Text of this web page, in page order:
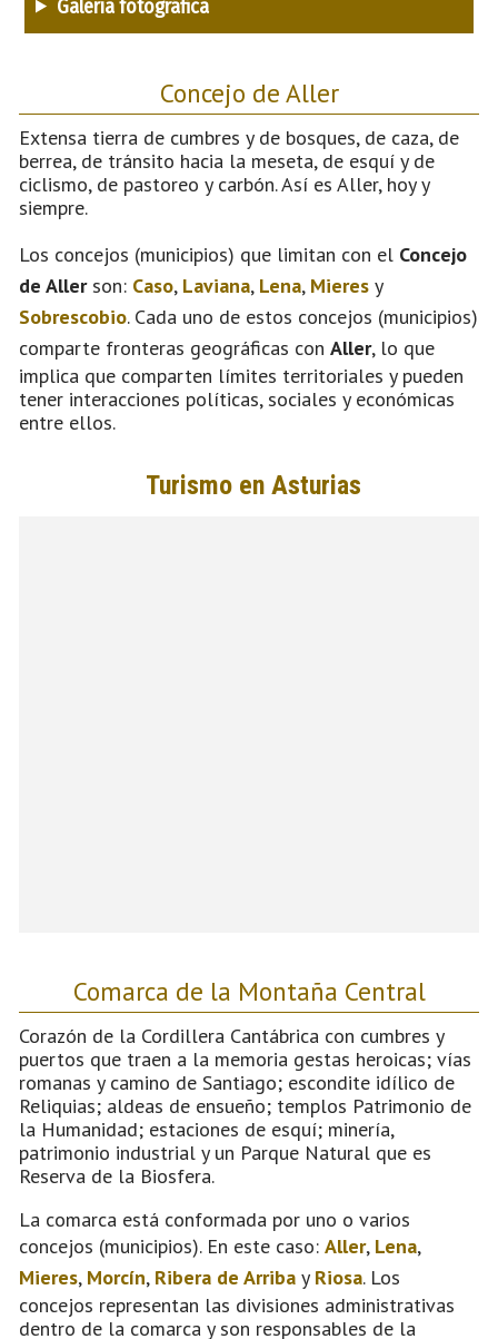
Galería fotográfica
Concejo de Aller
Extensa tierra de cumbres y de bosques, de caza, de
berrea, de tránsito hacia la meseta, de esquí y de
ciclismo, de pastoreo y carbón. Así es Aller, hoy y
siempre.
Los concejos (municipios) que limitan con el Concejo
de Allerson: Caso, Laviana, Lena, Mieres y
Sobrescobio. Cada uno de estos concejos (municipios)
comparte fronteras geográficas con Aller, lo que
implica que comparten límites territoriales y pueden
tener interacciones políticas, sociales y económicas
entre ellos.
Comarca de la Montaña Central
Corazón de la Cordillera Cantábrica con cumbres y
puertos que traen a la memoria gestas heroicas; vías
romanas y camino de Santiago; escondite idílico de
Reliquias; aldeas de ensueño; templos Patrimonio de
la Humanidad; estaciones de esquí; minería,
patrimonio industrial y un Parque Natural que es
Reserva de la Biosfera.
La comarca está conformada por uno o varios
concejos (municipios). En este caso: Aller, Lena,
Mieres, Morcín, Ribera de Arriba y Riosa. Los
concejos representan las divisiones administrativas
dentro de la comarca y son responsables de la